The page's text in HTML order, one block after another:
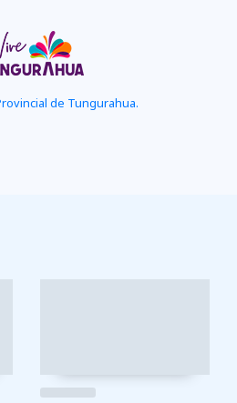
de Tungurahua.